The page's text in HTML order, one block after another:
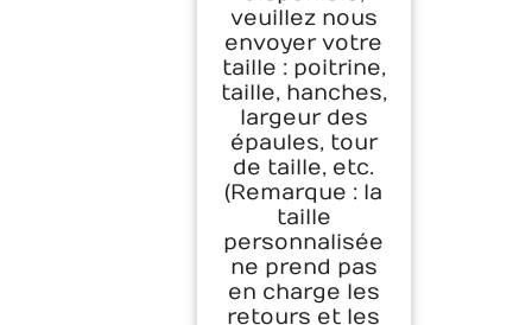
veuillez nous
envoyer votre
taille : poitrine,
taille, hanches,
largeur des
épaules, tour
de taille, etc.
(Remarque : la
taille
personnalisée
ne prend pas
en charge les
retours et les